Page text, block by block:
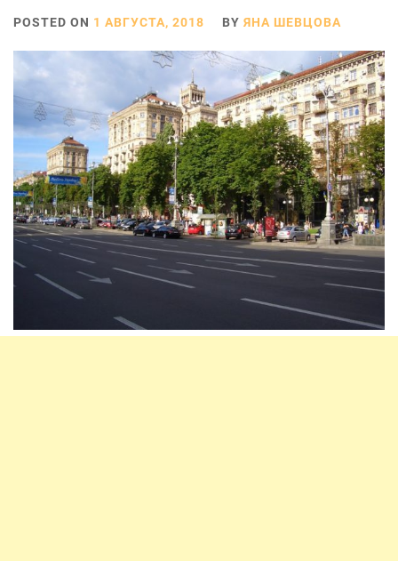
POSTED ON 1 АВГУСТА, 2018 BY ЯНА ШЕВЦОВА